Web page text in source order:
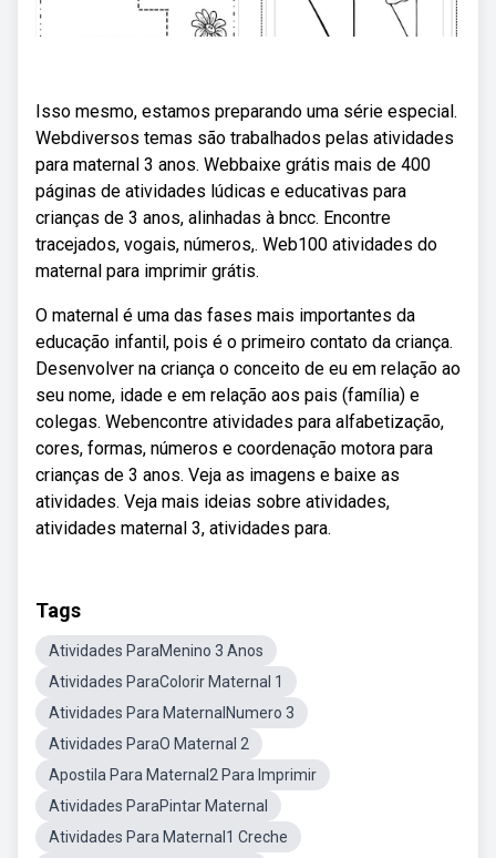
Isso mesmo, estamos preparando uma série especial.
Webdiversos temas são trabalhados pelas atividades
para maternal 3 anos. Webbaixe grátis mais de 400
páginas de atividades lúdicas e educativas para
crianças de 3 anos, alinhadas à bncc. Encontre
tracejados, vogais, números,. Web100 atividades do
maternal para imprimir grátis.
O maternal é uma das fases mais importantes da
educação infantil, pois é o primeiro contato da criança.
Desenvolver na criança o conceito de eu em relação ao
seu nome, idade e em relação aos pais (família) e
colegas. Webencontre atividades para alfabetização,
cores, formas, números e coordenação motora para
crianças de 3 anos. Veja as imagens e baixe as
atividades. Veja mais ideias sobre atividades,
atividades maternal 3, atividades para.
Tags
Atividades ParaMenino 3 Anos
Atividades ParaColorir Maternal 1
Atividades Para MaternalNumero 3
Atividades ParaO Maternal 2
Apostila Para Maternal2 Para Imprimir
Atividades ParaPintar Maternal
Atividades Para Maternal1 Creche